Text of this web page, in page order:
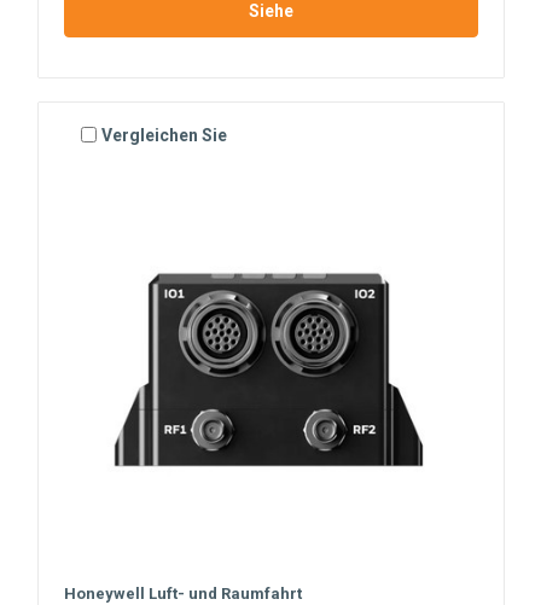
Siehe
Vergleichen Sie
Honeywell Luft- und Raumfahrt